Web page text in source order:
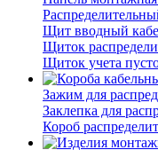
Щит вводный
Щиток
Щиток учета
Зажим для
Заклепка для
Короб